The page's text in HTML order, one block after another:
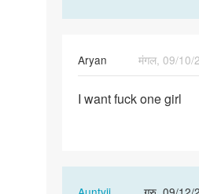
Aryan
मंगल, 09/10/
II want fuck one girl